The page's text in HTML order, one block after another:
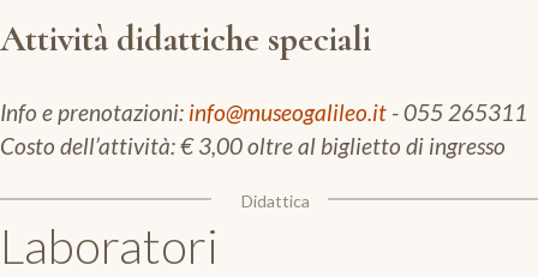
Attività didattiche speciali
Info e prenotazioni: info@museogalileo.it - 055 265311
Costo dell’attività: € 3,00 oltre al biglietto di ingresso
Didattica
Laboratori